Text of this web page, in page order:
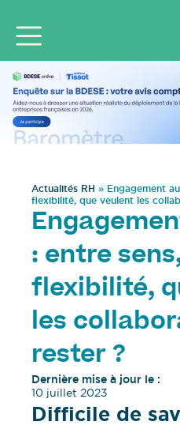
Actualités RH » Engagement
flexibilité, que veulent les
: entre
flexibilité,
les
rester ?
Dernière mise à jour le :
10 juillet 2023
Difficile de